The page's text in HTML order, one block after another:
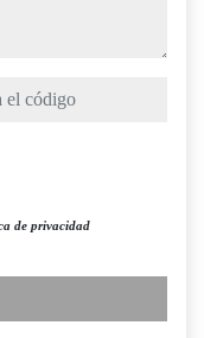
de privacidad